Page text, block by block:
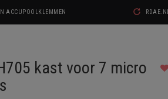
ACCUPOOLKLEMMEN RDAE.NL
kast voor 7 micro